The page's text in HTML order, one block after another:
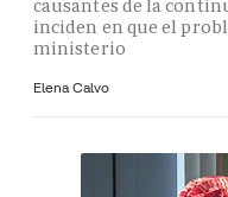
causantes de la
inciden en que el
ministerio
Elena Calvo